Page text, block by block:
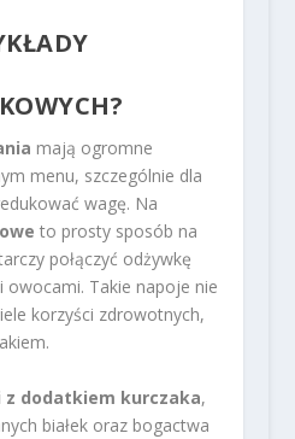
mają ogromne
menu, szczególnie dla
wagę. Na
to prosty sposób na
połączyć odżywkę
owocami. Takie napoje nie
korzyści zdrowotnych,
z dodatkiem kurczaka,
białek oraz bogactwa